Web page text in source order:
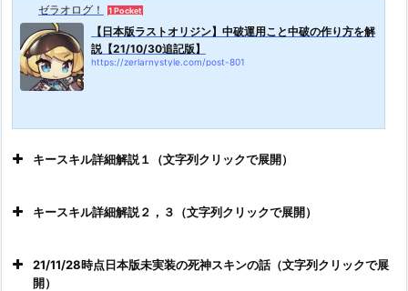
ゼラオログ！ 1 Pocket
【日本版ラストオリジン】中破運用こと中破の作り方を解
説【21/10/30追記版】
https://zerlarnystyle.com/post-801
キースキル詳細解説１（文字列クリックで展開）
キースキル詳細解説２，３（文字列クリックで展開）
21/11/28時点日本版未実装の死神スキンの話（文字列クリックで展
開）